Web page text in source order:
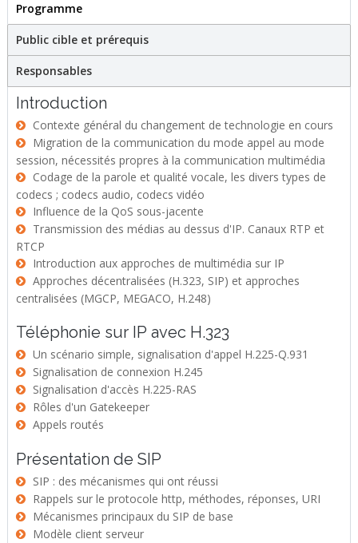
Stage
Programme(active tab)
Public cible et prérequis
Responsables
Introduction
Contexte général du changement de technologie en cours
session, nécessités propres à la communication multimédia
codecs ; codecs audio, codecs vidéo
Influence de la QoS sous-jacente
RTCP
Introduction aux approches de multimédia sur IP
centralisées (MGCP, MEGACO, H.248)
Téléphonie sur IP avec H.323
Un scénario simple, signalisation d'appel H.225-Q.931
Signalisation de connexion H.245
Signalisation d'accès H.225-RAS
Rôles d'un Gatekeeper
Appels routés
Présentation de SIP
SIP : des mécanismes qui ont réussi
Rappels sur le protocole http, méthodes, réponses, URI
Mécanismes principaux du SIP de base
Modèle client serveur